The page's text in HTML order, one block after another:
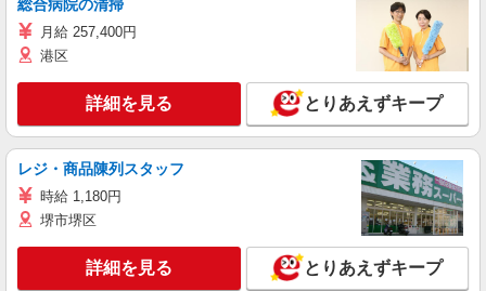
総合病院の清掃
月給 257,400円
港区
詳細を見る とりあえずキープ
レジ・商品陳列スタッフ
時給 1,180円
堺市堺区
詳細を見る とりあえずキープ